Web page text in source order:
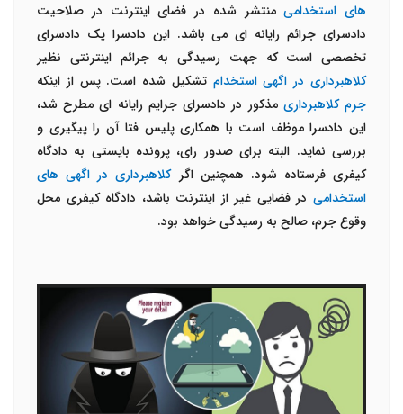
های استخدامیمنتشر شده در فضای اینترنت در صلاحیت
دادسرای جرائم رایانه ای می باشد. این دادسرا یک دادسرای
تخصصی است که جهت رسیدگی به جرائم اینترنتی نظیر
کلاهبرداری در اگهی استخدام تشکیل شده است. پس از اینکه
جرم کلاهبرداری مذکور در دادسرای جرایم رایانه ای مطرح شد،
این دادسرا موظف است با همکاری پلیس فتا آن را پیگیری و
بررسی نماید. البته برای صدور رای، پرونده بایستی به دادگاه
کیفری فرستاده شود. همچنین اگرکلاهبرداری در اگهی های
استخدامی در فضایی غیر از اینترنت باشد، دادگاه کیفری محل
وقوع جرم، صالح به رسیدگی خواهد بود.